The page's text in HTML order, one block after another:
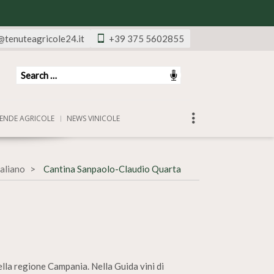
+39 375 5602855
AGRICOLE NEWS VINICOLE
Cantina Sanpaolo-Claudio Quarta
regione Campania. Nella Guida vini di